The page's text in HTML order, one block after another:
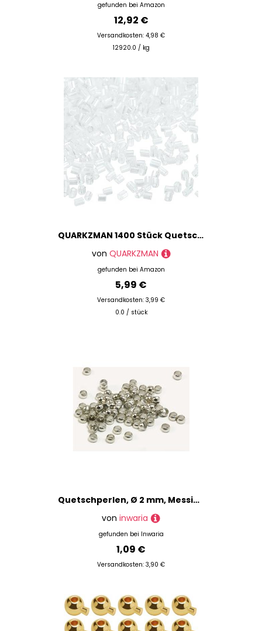
gefunden bei Amazon
12,92 €
Versandkosten: 4,98 €
12920.0 / kg
QUARKZMAN 1400 Stück Quetschperlen, 1,9x1,5mm Quetschröhrchen Tube Crimp Kupferrohr Crimp Perlen Perlen Abstandsperlen für Halsketten, Armbänder, Schmuckherstellung (Cremeweiß)
von QUARKZMAN
gefunden bei Amazon
5,99 €
Versandkosten: 3,99 €
0.0 / stück
Quetschperlen, Ø 2 mm, Messing
von inwaria
gefunden bei Inwaria
1,09 €
Versandkosten: 3,90 €